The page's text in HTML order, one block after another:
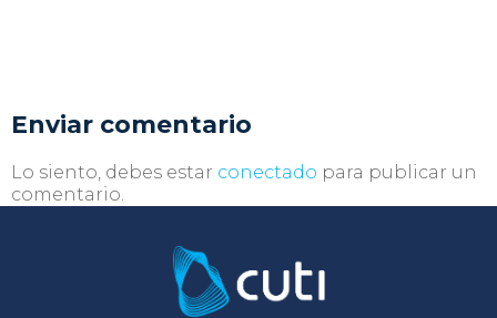
Enviar comentario
Lo siento, debes estar conectado para publicar un
comentario.